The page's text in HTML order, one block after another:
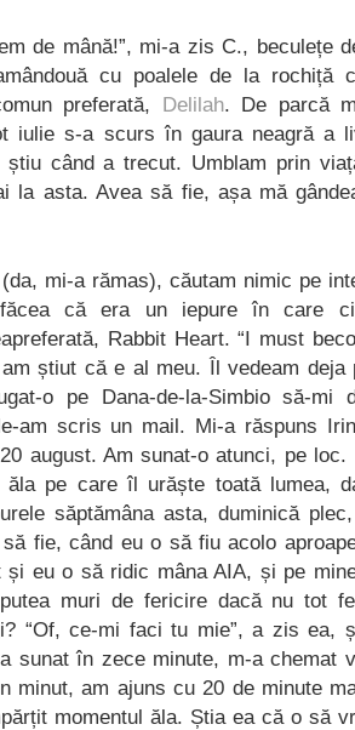
de mână!”, mi-a zis C., beculețe
cu poalele de la rochiță
preferată, Delilah. De parcă
iulie s-a scurs în gaura neagră a
știu când a trecut. Umblam prin
la asta. Avea să fie, așa mă
mi-a rămas), căutam nimic pe
că era un iepure în care
Rabbit Heart. “I must
știut că e al meu. Îl vedeam deja
o pe Dana-de-la-Simbio să-mi
am scris un mail. Mi-a răspuns
august. Am sunat-o atunci, pe
ăla pe care îl urăște toată lumea,
săptămâna asta, duminică
fie, când eu o să fiu acolo
și eu o să ridic mâna AIA, și pe
muri de fericire dacă nu tot
“Of, ce-mi faci tu mie”, a zis ea,
sunat în zece minute, m-a chemat
minut, am ajuns cu 20 de minute
momentul ăla. Știa ea că o să